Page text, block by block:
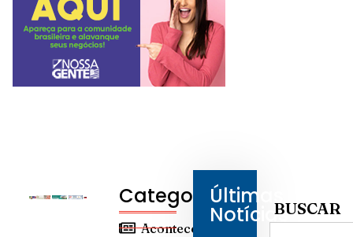
Categorias
Aconteceu
Últimas
NotíciasBUSCAR